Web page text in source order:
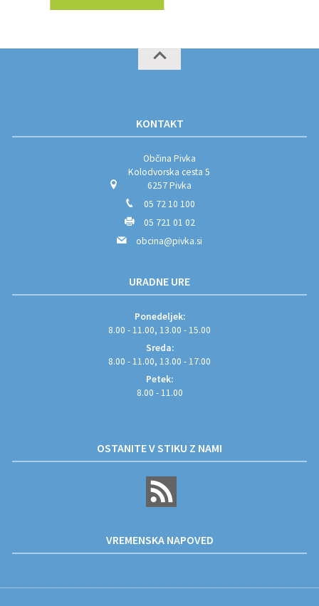
KONTAKT
Občina Pivka
Kolodvorska cesta 5
6257 Pivka
05 72 10 100
05 721 01 02
obcina@pivka.si
URADNE URE
Ponedeljek:
8.00 - 11.00, 13.00 - 15.00
Sreda:
8.00 - 11.00, 13.00 - 17.00
Petek:
8.00 - 11.00
OSTANITE V STIKU Z NAMI
VREMENSKA NAPOVED